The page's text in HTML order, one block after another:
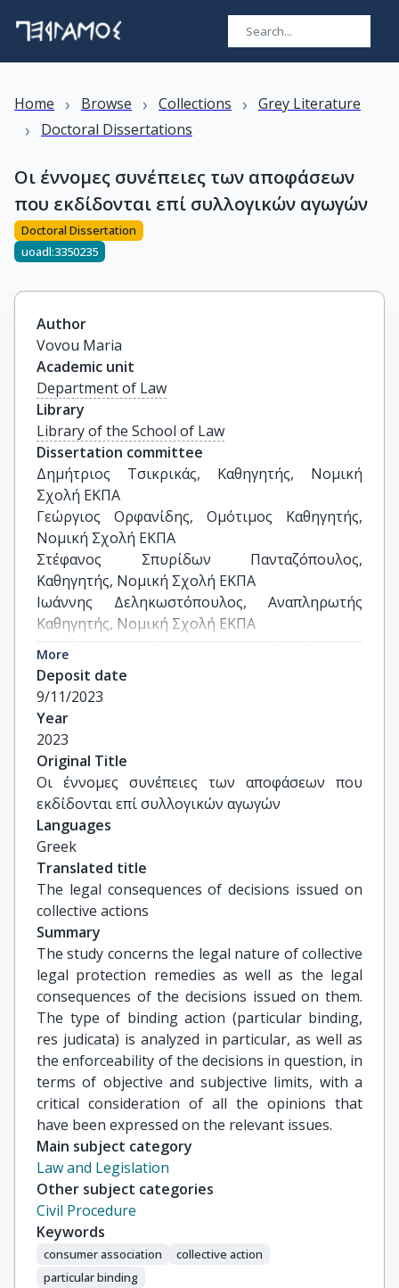
Home › Browse › Collections › Grey Literature
› Doctoral Dissertations
Οι έννομες συνέπειες των αποφάσεων
που εκδίδονται επί συλλογικών αγωγών
Doctoral Dissertation
uoadl:3350235
Author
Vovou Maria
Academic unit
Department of Law
Library
Library of the School of Law
Dissertation committee
Δημήτριος Τσικρικάς, Καθηγητής, Νομική
Σχολή ΕΚΠΑ
Γεώργιος Ορφανίδης, Ομότιμος Καθηγητής,
Νομική Σχολή ΕΚΠΑ
Στέφανος Σπυρίδων Πανταζόπουλος,
Καθηγητής, Νομική Σχολή ΕΚΠΑ
Ιωάννης Δεληκωστόπουλος, Αναπληρωτής
Καθηγητής, Νομική Σχολή ΕΚΠΑ
Καθηγητής, Νομική Σχολή ΕΚΠΑ
Μιχαήλ Μαρκουλάκης, Επίκουρος Καθηγητής,
Νομική Σχολή ΕΚΠΑ
Φλώρα Αλμπανίδου- Τριανταφύλλου, Επίκουρη
Καθηγήτρια, Νομική Σχολή ΕΚΠΑ
More
Deposit date
9/11/2023
Year
2023
Original Title
Οι έννομες συνέπειες των αποφάσεων που
εκδίδονται επί συλλογικών αγωγών
Languages
Greek
Translated title
The legal consequences of decisions issued on
collective actions
Summary
The study concerns the legal nature of collective
legal protection remedies as well as the legal
consequences of the decisions issued on them.
The type of binding action (particular binding,
res judicata) is analyzed in particular, as well as
the enforceability of the decisions in question, in
terms of objective and subjective limits, with a
critical consideration of all the opinions that
have been expressed on the relevant issues.
Main subject category
Law and Legislation
Other subject categories
Civil Procedure
Keywords
consumer association
collective action
particular binding